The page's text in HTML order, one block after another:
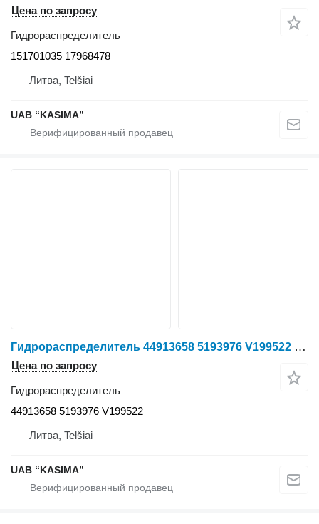
Цена по запросу
Гидрораспределитель
151701035 17968478
Литва, Telšiai
UAB “KASIMA”
Гидрораспределитель 44913658 5193976 V199522 для трактора колесного Case IH Puma CVX 185
Цена по запросу
Гидрораспределитель
44913658 5193976 V199522
Литва, Telšiai
UAB “KASIMA”